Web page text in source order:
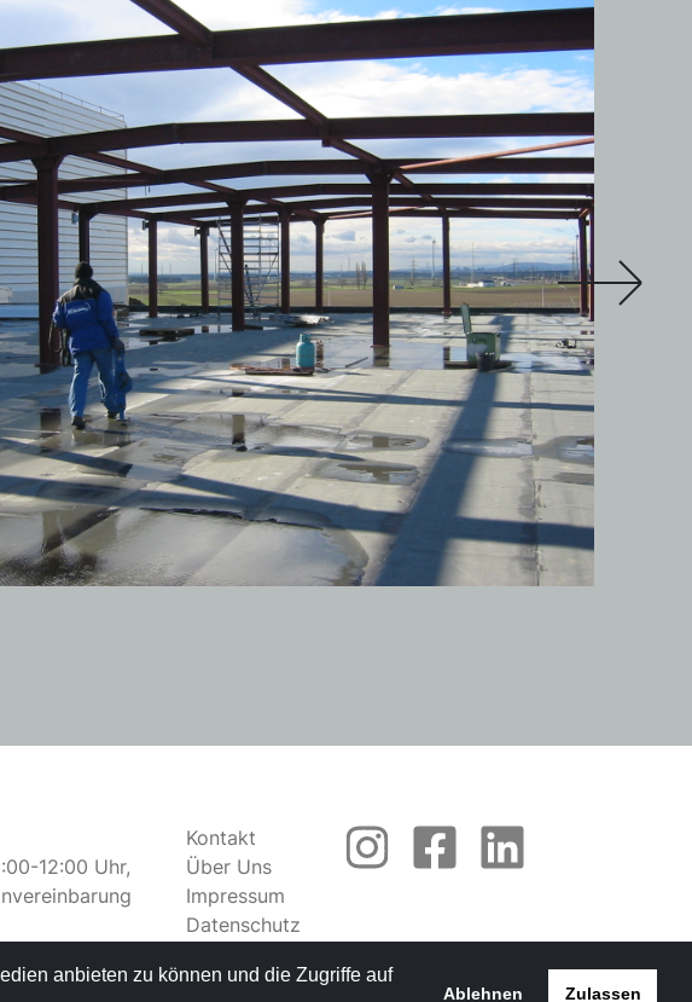
anbieten zu können und die Zugriffe auf
Ablehnen Zulassen
12:00 Uhr,
Kontakt
Über Uns
Impressum
Datenschutz